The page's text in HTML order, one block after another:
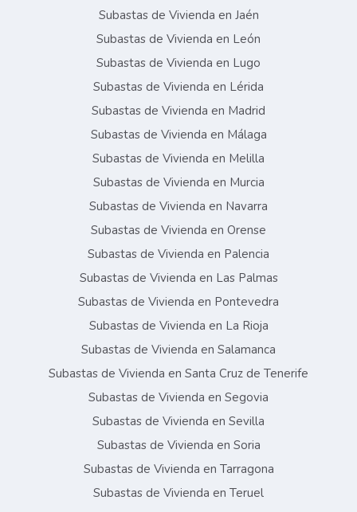
Subastas de Vivienda en Jaén
Subastas de Vivienda en León
Subastas de Vivienda en Lugo
Subastas de Vivienda en Lérida
Subastas de Vivienda en Madrid
Subastas de Vivienda en Málaga
Subastas de Vivienda en Melilla
Subastas de Vivienda en Murcia
Subastas de Vivienda en Navarra
Subastas de Vivienda en Orense
Subastas de Vivienda en Palencia
Subastas de Vivienda en Las Palmas
Subastas de Vivienda en Pontevedra
Subastas de Vivienda en La Rioja
Subastas de Vivienda en Salamanca
Subastas de Vivienda en Santa Cruz de Tenerife
Subastas de Vivienda en Segovia
Subastas de Vivienda en Sevilla
Subastas de Vivienda en Soria
Subastas de Vivienda en Tarragona
Subastas de Vivienda en Teruel